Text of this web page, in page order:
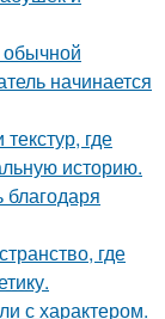
начинается
где
историю.
где
с характером.